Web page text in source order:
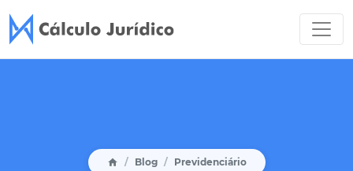
Blog Previdenciário